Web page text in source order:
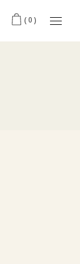
(0)